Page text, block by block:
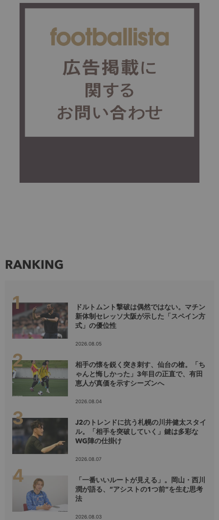
RANKING
ドルトムント撃破は偶然ではない。マチン
新体制セレッソ大阪が示した「スペイン方
式」の優位性
2026.08.05
相手の懐を鋭く突き刺す、仙台の槍。「ち
ゃんと悔しかった」3年目の正直で、有田
恵人が真価を示すシーズンへ
2026.08.04
J2のトレンドに抗う札幌の川井健太スタイ
ル。「相手を突破していく」鍵は多彩な
WG陣の仕掛け
2026.08.07
「一番いいルートが見える」。岡山・西川
潤が語る、“アシストの1つ前”を生む思考
法
2026.08.03